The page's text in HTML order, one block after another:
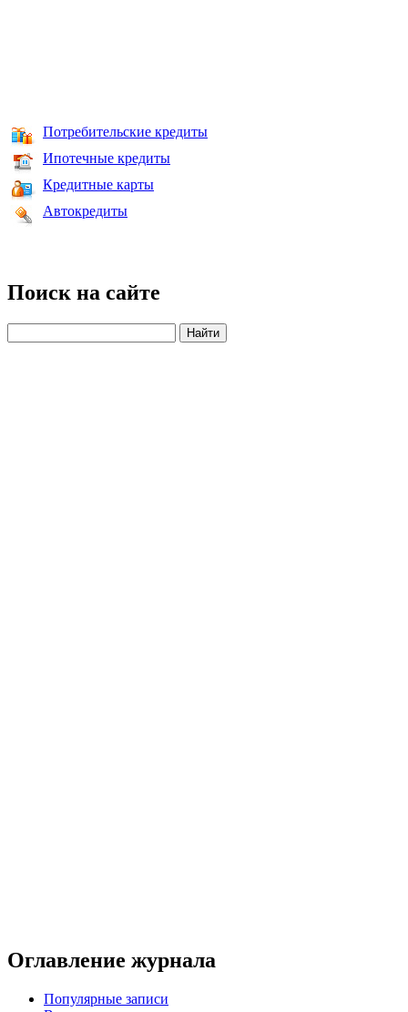
Потребительские кредиты
Ипотечные кредиты
Кредитные карты
Автокредиты
Поиск на сайте
Оглавление журнала
Популярные записи